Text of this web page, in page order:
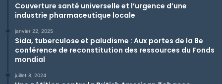
Couverture santé universelle et l’urgence d’une
industrie pharmaceutique locale
janvier 22, 2025
Sida, tuberculose et paludisme : Aux portes de la 8e
conférence de reconstitution des ressources du Fonds
mondial
juillet 8, 2024